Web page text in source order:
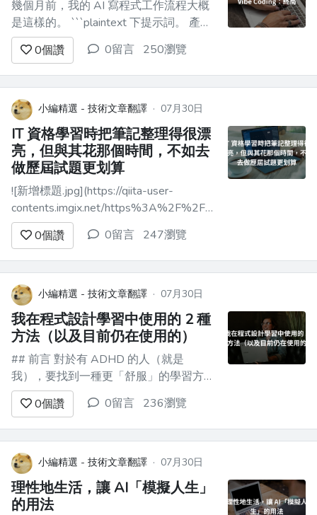
幾個月前，我的 AI 寫程式工作流程大概
是這樣的。 ```plaintext 下提示詞。 產
生。 複製。 執行。 出錯。 再下提示詞。
再產生。 弄壞別的東西。 修掉那個。 慶
祝。 ``` 如果你曾經用 AI 做過任何東西，
你大概也經歷過這個循環。 老實說，我
很喜歡，而且到現在還是很喜歡。Vi...
0個讚 0留言 250瀏覽
小編精選 - 技術文章翻譯 · 07月30日
IT 資格學習時把筆記整理得很漂
亮，但與其花那個時間，不如去
做歷屆試題更划算
![新增標題.jpg](https://qiita-user-
contents.imgix.net/https%3A%2F%2Fqiita-
image-store.s3.ap-northeast-
1.amazonaws.com%2F0%2F4458573%2Fefc1b041-
a0b7-4118-8...
0個讚 0留言 247瀏覽
小編精選 - 技術文章翻譯 · 07月30日
我在程式設計學習中使用的 2 種
方法（以及目前仍在使用的）
## 前言 對於有 ADHD 的人（就是
我），要找到一種更「舒服」的學習方式
是極其困難又充滿挑戰的，尤其當這類主
題又是數理科目時（我本來是文組卻在做
資訊工程，驚不驚喜），所以我決定自己
去找一些方法，而且當然，對我來說超級
有效，希望也很希望對你們有幫助。 **注
意（小提醒）**：可以每種方法都試看...
0個讚 0留言 236瀏覽
小編精選 - 技術文章翻譯 · 07月30日
理性地生活，讓 AI「模擬人生」
的用法